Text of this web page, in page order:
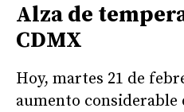
Alza de
CDMX
Hoy, martes 21 de
aumento